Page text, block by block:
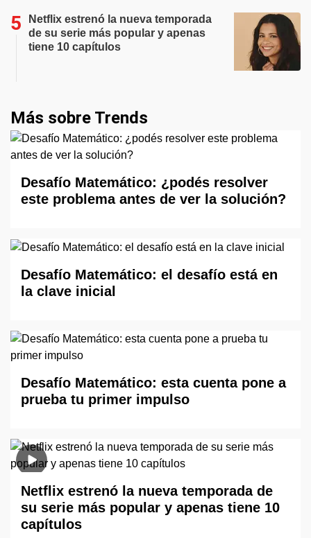
Netflix estrenó la nueva temporada
de su serie más popular y apenas
tiene 10 capítulos
Más sobre Trends
Desafío Matemático: ¿podés resolver
este problema antes de ver la solución?
Desafío Matemático: el desafío está en
la clave inicial
Desafío Matemático: esta cuenta pone a
prueba tu primer impulso
Netflix estrenó la nueva temporada de
su serie más popular y apenas tiene 10
capítulos